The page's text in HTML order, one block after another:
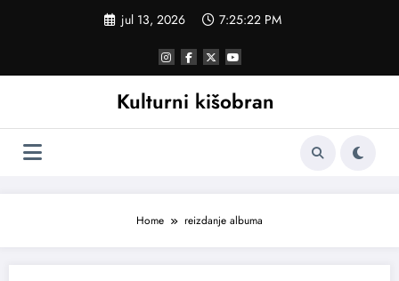
jul 13, 2026 7:25:23 PM
Kulturni kišobran
Home reizdanje albuma